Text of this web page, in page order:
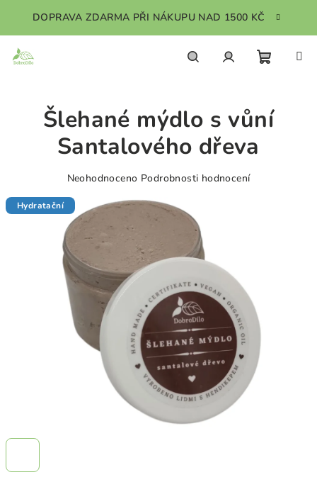
obsah
DOPRAVA ZDARMA PŘI NÁKUPU NAD 1500 KČ
košík
Šlehané mýdlo s vůní
Santalového dřeva
Průměrné
produktu
je
0,0
z
5
hvězdiček.
Neohodnoceno Podrobnosti hodnocení
Hydratační